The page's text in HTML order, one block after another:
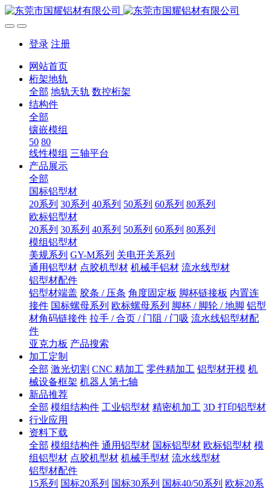
登录 注册
网站首页
桁架地轨
全部 地轨天轨 数控桁架
结构件
全部
镶嵌模组
50 80
线性模组 三轴平台
产品展示
全部
国标铝型材
20系列 30系列 40系列 50系列 60系列 80系列
欧标铝型材
20系列 30系列 40系列 50系列 60系列 80系列
模组铝型材
美规系列 GY-M系列 关电开关系列
通用铝型材 点胶机型材 机械手铝材 流水线型材
铝型材配件
铝型材端盖 胶条 / 压条 角度固定板 脚杯链接板 内置连
接件 国标螺母系列 欧标螺母系列 脚杯 / 脚轮 / 地脚 铝型
材角码链接件 拉手 / 合页 / 门阻 / 门吸 流水线铝型材配
件
亚克力板 产品搜索
加工定制
全部 激光切割 CNC 精加工 零件精加工 铝型材开模 机
械设备框架 机器人第七轴
新品推荐
全部 模组结构件 工业铝型材 精密机加工 3D 打印铝型材
行业应用
资料下载
全部 模组结构件 通用铝型材 国标铝型材 欧标铝型材 模
组铝型材 点胶机型材 机械手型材 流水线型材
铝型材配件
15系列 国标20系列 国标30系列 国标40/50系列 欧标20系